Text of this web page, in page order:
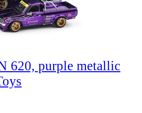
620, purple metallic